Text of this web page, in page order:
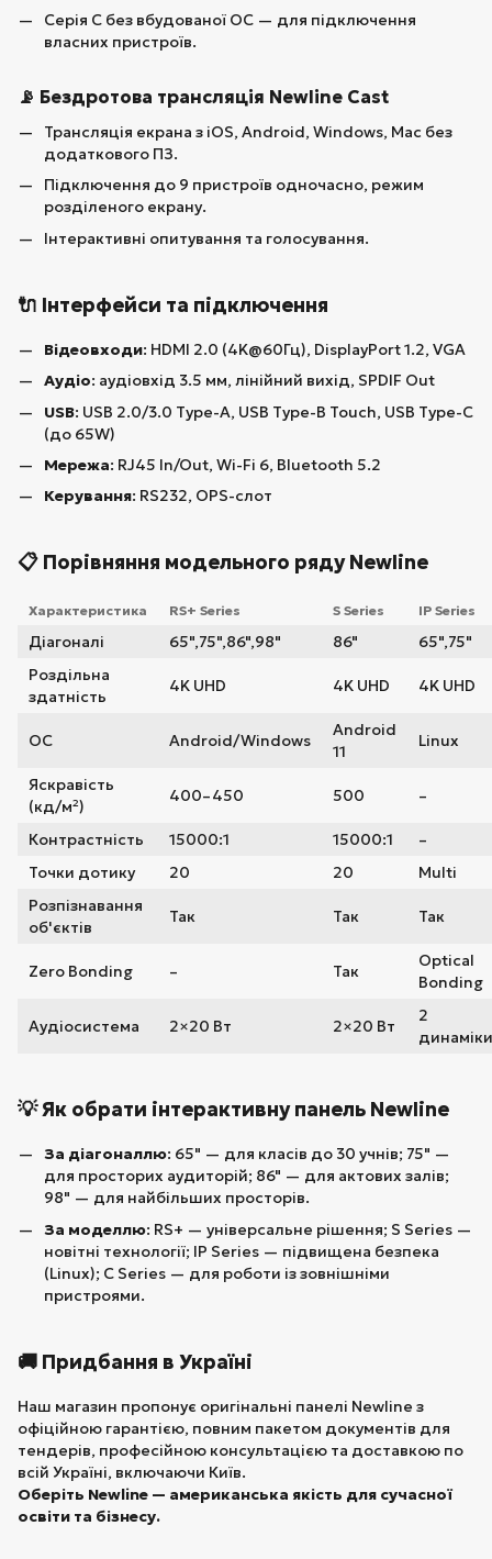
Серія C без вбудованої ОС — для підключення
власних пристроїв.
📡 Бездротова трансляція Newline Cast
Трансляція екрана з iOS, Android, Windows, Mac без
додаткового ПЗ.
Підключення до 9 пристроїв одночасно, режим
розділеного екрану.
Інтерактивні опитування та голосування.
🔌 Інтерфейси та підключення
Відеовходи: HDMI 2.0 (4K@60Гц), DisplayPort 1.2, VGA
Аудіо: аудіовхід 3.5 мм, лінійний вихід, SPDIF Out
USB: USB 2.0/3.0 Type-A, USB Type-B Touch, USB Type-C
(до 65W)
Мережа: RJ45 In/Out, Wi-Fi 6, Bluetooth 5.2
Керування: RS232, OPS-слот
📋 Порівняння модельного ряду Newline
Характеристика RS+ Series S Series IP Series
Діагоналі 65",75",86",98" 86"
65",75"
Роздільна
здатність
4K UHD 4K UHD 4K UHD
ОС Android/Windows
Android
11
Linux
Яскравість
(кд/м²)
400–450 500 –
Контрастність 15000:1 15000:1
–
Точки дотику
20 20
Multi
Розпізнавання
об'єктів
Так Так Так
Zero Bonding – Так
Optical
Bonding
Аудіосистема 2×20 Вт 2×20 Вт
2
динаміки
💡 Як обрати інтерактивну панель Newline
За діагоналлю: 65" — для класів до 30 учнів; 75" —
для просторих аудиторій; 86" — для актових залів;
98" — для найбільших просторів.
За моделлю: RS+ — універсальне рішення; S Series —
новітні технології; IP Series — підвищена безпека
(Linux); C Series — для роботи із зовнішніми
пристроями.
🚚 Придбання в Україні
Наш магазин пропонує оригінальні панелі Newline з
офіційною гарантією, повним пакетом документів для
тендерів, професійною консультацією та доставкою по
всій Україні, включаючи Київ.
Оберіть Newline — американська якість для сучасної
освіти та бізнесу.